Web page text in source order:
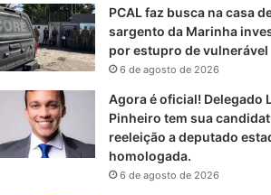
PCAL faz busca na casa
sargento da Marinha
por estupro de vulnerável
6 de agosto de 2026
Agora é oficial! Delegado
Pinheiro tem sua
reeleição a deputado
homologada.
6 de agosto de 2026